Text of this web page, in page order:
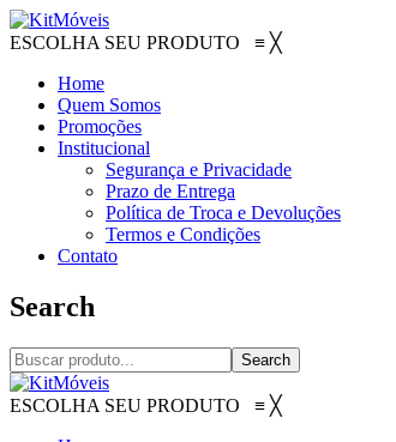
ESCOLHA SEU PRODUTO ≡ ╳
Home
Quem Somos
Promoções
Institucional
Segurança e Privacidade
Prazo de Entrega
Política de Troca e Devoluções
Termos e Condições
Contato
Search
Search
ESCOLHA SEU PRODUTO ≡ ╳